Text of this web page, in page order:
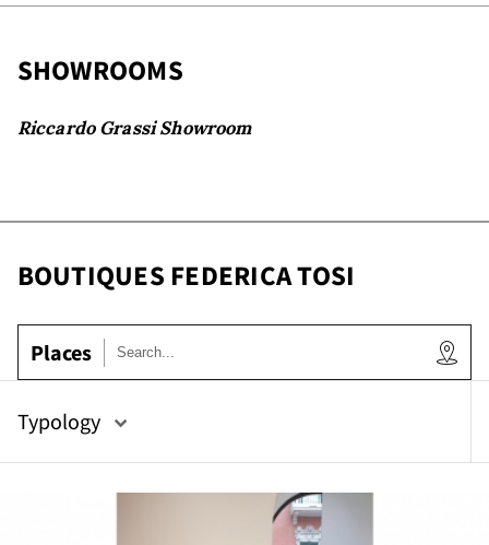
SHOWROOMS
Riccardo Grassi Showroom
BOUTIQUES FEDERICA TOSI
Places
Typology